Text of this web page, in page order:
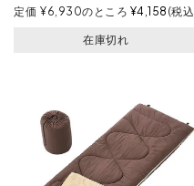
定価 ¥6,930のところ ¥4,158 税込
在庫切れ